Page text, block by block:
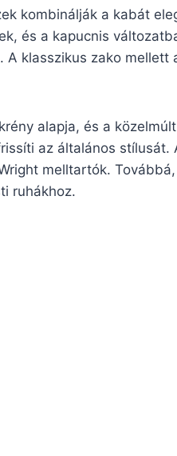
kombinálják a kabát
és a kapucnis
klasszikus zako mellett
alapja, és a
az általános stílusát.
melltartók.
ruhákhoz.